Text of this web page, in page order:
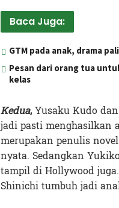
Baca Juga:
GTM pada anak, drama
Pesan dari orang tua
kelas
Kedua,Yusaku Kudo
jadi pasti menghasilkan
merupakan penulis
nyata. Sedangkan
tampil di Hollywood
Shinichi tumbuh jadi